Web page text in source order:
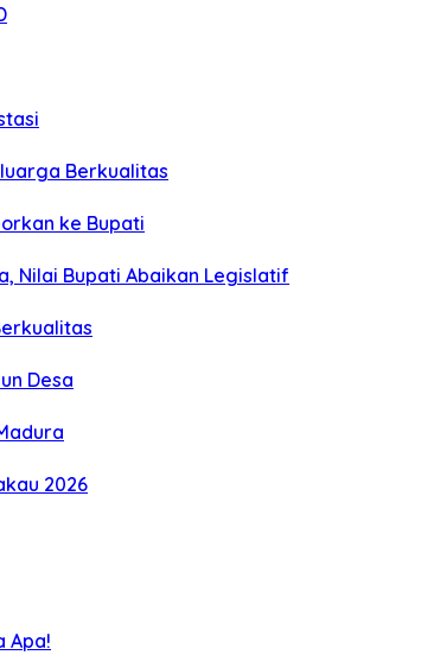
Berkualitas
ke Bupati
Nilai Bupati Abaikan Legislatif
Desa
2026
Apa!